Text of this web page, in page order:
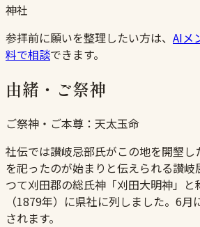
神社
参拝前に願いを整理したい方は、 AIメ
料で相談できます。
由緒・ご祭神
ご祭神・ご本尊： 天太玉命
社伝では讃岐忌部氏がこの地を開墾
を祀ったのが始まりと伝えられる讃岐
つて刈田郡の総氏神「刈田大明神」と
（1879年）に県社に列しました。6
されます。